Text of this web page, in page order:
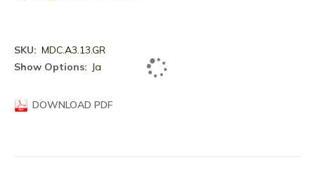
Meer
informatie
MDC.A3.13.GR
Ja
DOWNLOAD PDF